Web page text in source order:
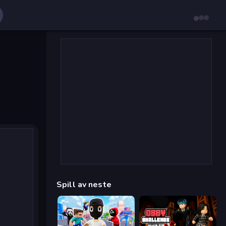
Spill av neste